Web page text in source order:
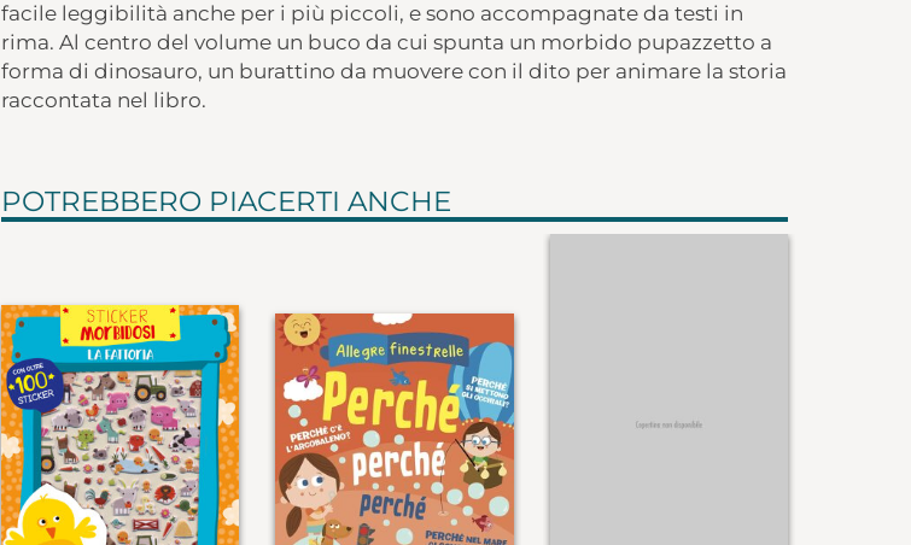
facile leggibilità anche per i più piccoli, e sono accompagnate da testi in
rima. Al centro del volume un buco da cui spunta un morbido pupazzetto a
forma di dinosauro, un burattino da muovere con il dito per animare la storia
raccontata nel libro.
POTREBBERO PIACERTI ANCHE